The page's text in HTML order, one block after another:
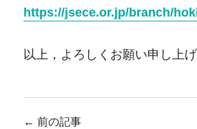
https://jsece.or.jp/branch/
以上，よろしくお願い申し上げ
← 前の記事